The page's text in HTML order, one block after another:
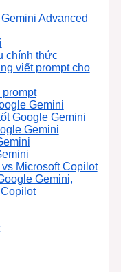
Advanced
chính thức
viết prompt cho
prompt
Gemini
Google Gemini
Gemini
Microsoft Copilot
Gemini,